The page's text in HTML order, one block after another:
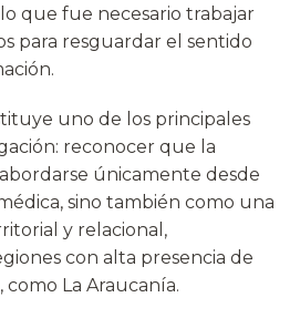
que fue necesario trabajar
para resguardar el sentido
uno de los principales
reconocer que la
únicamente desde
sino también como una
y relacional,
con alta presencia de
La Araucanía.